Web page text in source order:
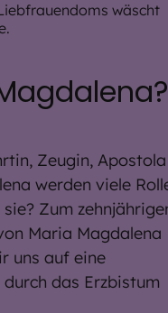
wäscht
Zeugin, Apostola
werden viele
Zum
Maria Magdalena
uns auf eine
das Erzbistum